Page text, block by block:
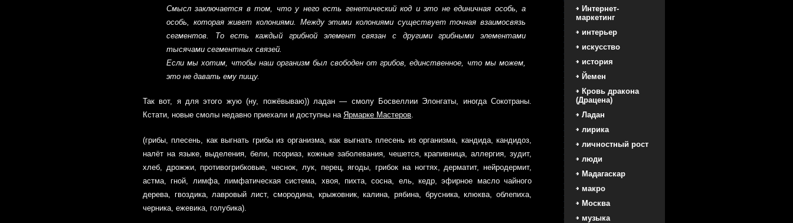
Интернет-
маркетинг
интерьер
искусство
история
Йемен
Кровь дракона
(Драцена)
Ладан
лирика
личностный рост
люди
Мадагаскар
макро
Москва
музыка
Смысл заключается в том, что у него есть генетический код и это не единичная особь, а
особь, которая живет колониями. Между этими колониями существует точная взаимосвязь
сегментов. То есть каждый грибной элемент связан с другими грибными элементами
тысячами сегментных связей.
Если мы хотим, чтобы наш организм был свободен от грибов, единственное, что мы можем,
это не давать ему пищу.
Так вот, я для этого жую (ну, пожёвываю)) ладан — смолу Босвеллии Элонгаты, иногда Сокотраны.
Кстати, новые смолы недавно приехали и доступны на Ярмарке Мастеров.
(грибы, плесень, как выгнать грибы из организма, как выгнать плесень из организма, кандида, кандидоз,
налёт на языке, выделения, бели, псориаз, кожные заболевания, чешется, крапивница, аллергия, зудит,
хлеб, дрожжи, противогрибковые, чеснок, лук, перец, ягоды, грибок на ногтях, дерматит, нейродермит,
астма, гной, лимфа, лимфатическая система, хвоя, пихта, сосна, ель, кедр, эфирное масло чайного
дерева, гвоздика, лавровый лист, смородина, крыжовник, калина, рябина, брусника, клюква, облепиха,
черника, ежевика, голубика).